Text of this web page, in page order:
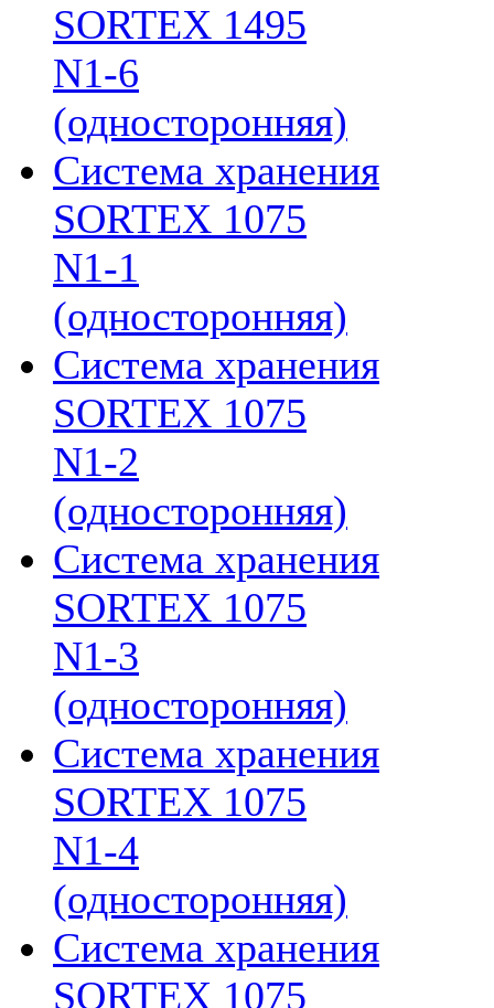
SORTEX 1495
N1-6
(односторонняя)
Система хранения
SORTEX 1075
N1-1
(односторонняя)
Система хранения
SORTEX 1075
N1-2
(односторонняя)
Система хранения
SORTEX 1075
N1-3
(односторонняя)
Система хранения
SORTEX 1075
N1-4
(односторонняя)
Система хранения
SORTEX 1075